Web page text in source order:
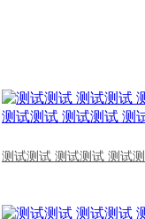
测试测试 测试测试 测试